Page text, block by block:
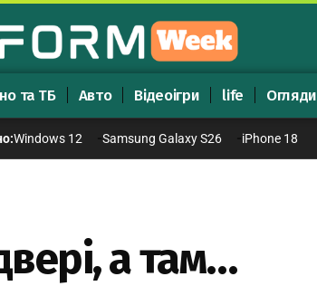
та ТБ Авто Відеоігри life Огляди
Windows 12 Samsung Galaxy S26 iPhone 18
а там…